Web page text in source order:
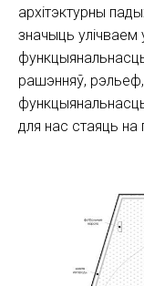
архітэктурны
значыць
рашэнняў, рэльеф,
для нас стаяць